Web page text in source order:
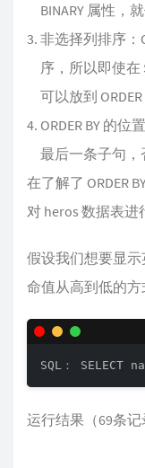
BINARY 属性，
非选择列排序：
序，所以即使在
可以放到
ORDER BY 的位
最后一条子句，
在了解了 ORDER
对 heros 数据表进
假设我们想要显
命值从高到低的方
SQL： SELECT
运行结果（69条记